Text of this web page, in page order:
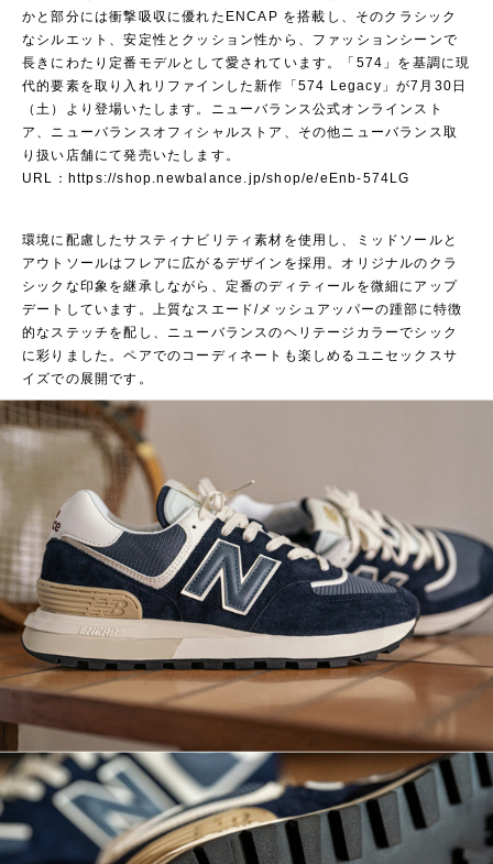
かと部分には衝撃吸収に優れたENCAP を搭載し、そのクラシック
なシルエット、安定性とクッション性から、ファッションシーンで
長きにわたり定番モデルとして愛されています。「574」を基調に現
代的要素を取り入れリファインした新作「574 Legacy」が7月30日
（土）より登場いたします。ニューバランス公式オンラインスト
ア、ニューバランスオフィシャルストア、その他ニューバランス取
り扱い店舗にて発売いたします。
URL： https://shop.newbalance.jp/shop/e/eEnb-574LG
環境に配慮したサスティナビリティ素材を使用し、ミッドソールと
アウトソールはフレアに広がるデザインを採用。オリジナルのクラ
シックな印象を継承しながら、定番のディティールを微細にアップ
デートしています。上質なスエード/メッシュアッパーの踵部に特徴
的なステッチを配し、ニューバランスのヘリテージカラーでシック
に彩りました。ペアでのコーディネートも楽しめるユニセックスサ
イズでの展開です。